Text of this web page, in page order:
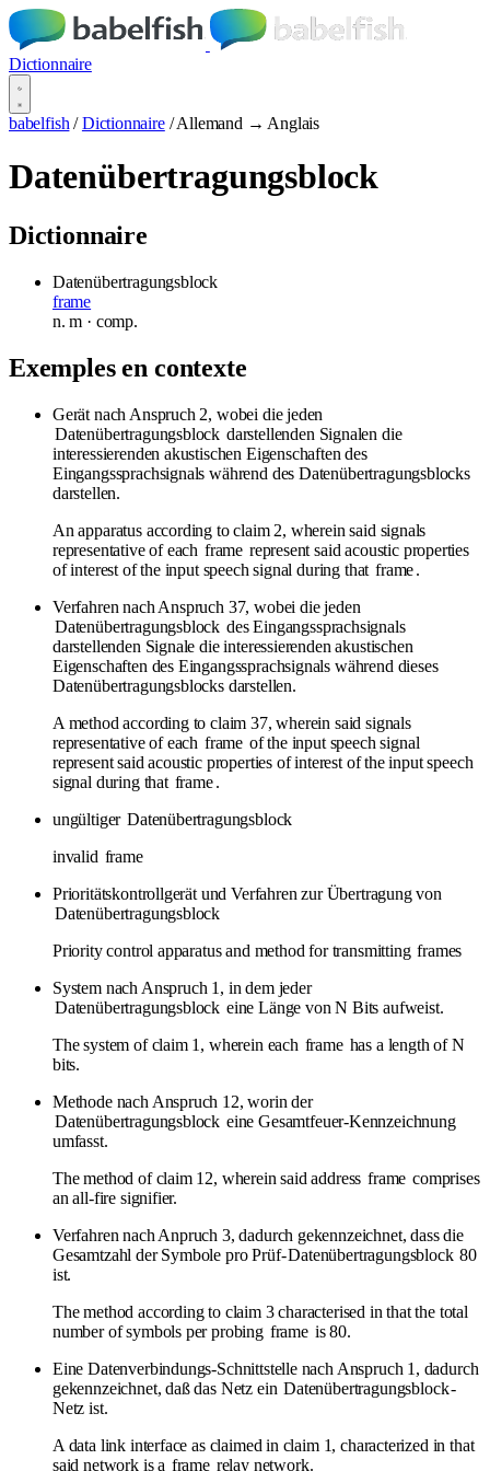
Dictionnaire
babelfish / Dictionnaire / Allemand → Anglais
Datenübertragungsblock
Dictionnaire
Datenübertragungsblock
frame
n.m · comp.
Exemples en contexte
Gerät nach Anspruch 2, wobei die jeden
Datenübertragungsblock darstellenden Signalen die
interessierenden akustischen Eigenschaften des
Eingangssprachsignals während des Datenübertragungsblocks
darstellen.
An apparatus according to claim 2, wherein said signals
representative of each frame represent said acoustic properties
of interest of the input speech signal during that frame.
Verfahren nach Anspruch 37, wobei die jeden
Datenübertragungsblock des Eingangssprachsignals
darstellenden Signale die interessierenden akustischen
Eigenschaften des Eingangssprachsignals während dieses
Datenübertragungsblocks darstellen.
A method according to claim 37, wherein said signals
representative of each frame of the input speech signal
represent said acoustic properties of interest of the input speech
signal during that frame.
ungültiger Datenübertragungsblock
invalid frame
Prioritätskontrollgerät und Verfahren zur Übertragung von
Datenübertragungsblock
Priority control apparatus and method for transmitting frames
System nach Anspruch 1, in dem jeder
Datenübertragungsblock eine Länge von N Bits aufweist.
The system of claim 1, wherein each frame has a length of N
bits.
Methode nach Anspruch 12, worin der
Datenübertragungsblock eine Gesamtfeuer-Kennzeichnung
umfasst.
The method of claim 12, wherein said address frame comprises
an all-fire signifier.
Verfahren nach Anpruch 3, dadurch gekennzeichnet, dass die
Gesamtzahl der Symbole pro Prüf-Datenübertragungsblock 80
ist.
The method according to claim 3 characterised in that the total
number of symbols per probing frame is 80.
Eine Datenverbindungs-Schnittstelle nach Anspruch 1, dadurch
gekennzeichnet, daß das Netz ein Datenübertragungsblock-
Netz ist.
A data link interface as claimed in claim 1, characterized in that
said network is a frame relay network.